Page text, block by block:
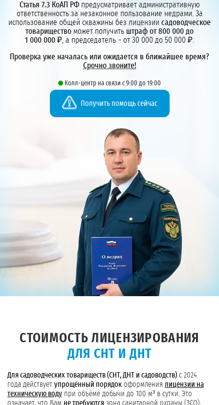
Статья 7.3 КоАП РФпредусматривает административную
ответственность за незаконное пользование недрами. За
использование общей скважины без лицензии садоводческое
товарищество может получить штраф от 800 000 до
1 000 000 ₽ , а председатель – от 30 000 до 50 000 ₽.
Проверка уже началась или ожидается в ближайшее время?
Срочно звоните!
Колл-центр на связи с 9:00 до 19:00
Получить помощь сейчас
СТОИМОСТЬ ЛИЦЕНЗИРОВАНИЯ
ДЛЯ СНТ И ДНТ
Для садоводческих товариществ (СНТ, ДНТ и садоводств) с 2024
года действует упрощённый порядок оформления лицензии на
техническую воду при объёме добычи до 100 м³ в сутки. Это
означает, что Вам не требуются зона санитарной охраны (ЗСО),